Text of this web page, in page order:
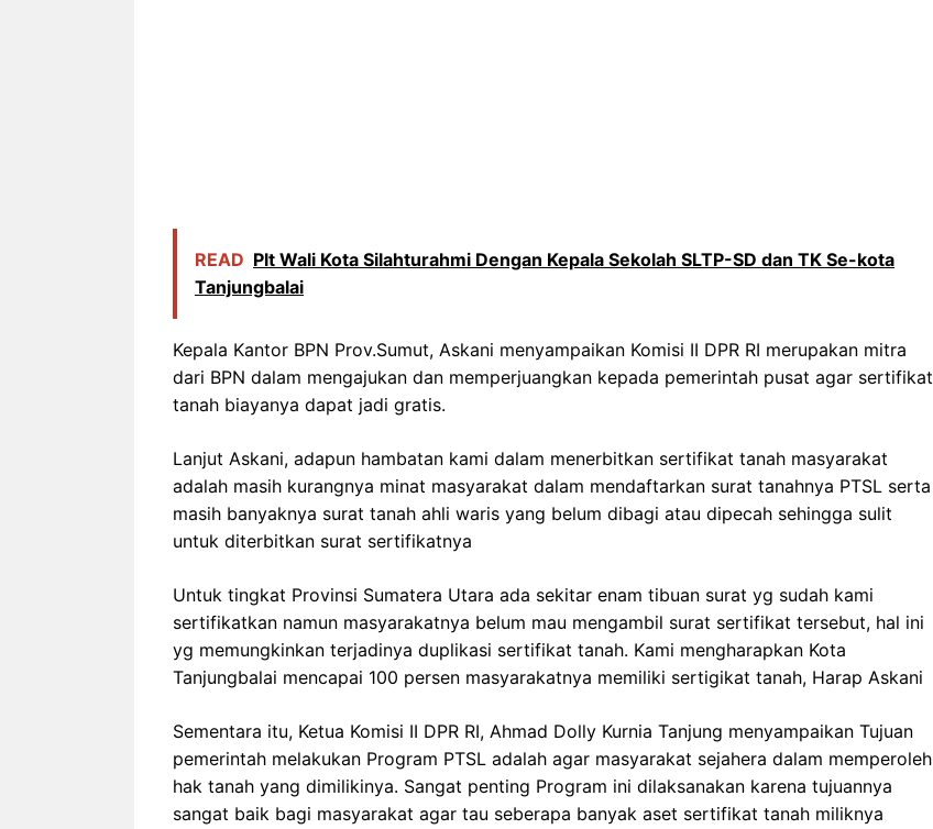
READ Plt Wali Kota Silahturahmi Dengan Kepala Sekolah SLTP-SD dan TK Se-kota
Tanjungbalai
Kepala Kantor BPN Prov.Sumut, Askani menyampaikan Komisi II DPR RI merupakan mitra
dari BPN dalam mengajukan dan memperjuangkan kepada pemerintah pusat agar sertifikat
tanah biayanya dapat jadi gratis.
Lanjut Askani, adapun hambatan kami dalam menerbitkan sertifikat tanah masyarakat
adalah masih kurangnya minat masyarakat dalam mendaftarkan surat tanahnya PTSL serta
masih banyaknya surat tanah ahli waris yang belum dibagi atau dipecah sehingga sulit
untuk diterbitkan surat sertifikatnya
Untuk tingkat Provinsi Sumatera Utara ada sekitar enam tibuan surat yg sudah kami
sertifikatkan namun masyarakatnya belum mau mengambil surat sertifikat tersebut, hal ini
yg memungkinkan terjadinya duplikasi sertifikat tanah. Kami mengharapkan Kota
Tanjungbalai mencapai 100 persen masyarakatnya memiliki sertigikat tanah, Harap Askani
Sementara itu, Ketua Komisi II DPR RI, Ahmad Dolly Kurnia Tanjung menyampaikan Tujuan
pemerintah melakukan Program PTSL adalah agar masyarakat sejahera dalam memperoleh
hak tanah yang dimilikinya. Sangat penting Program ini dilaksanakan karena tujuannya
sangat baik bagi masyarakat agar tau seberapa banyak aset sertifikat tanah miliknya